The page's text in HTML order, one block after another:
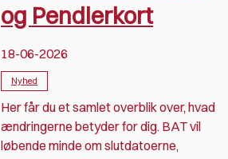
og Pendlerkort
18-06-2026
Nyhed
Her får du et samlet overblik over, hvad
ændringerne betyder for dig. BAT vil
løbende minde om slutdatoerne,